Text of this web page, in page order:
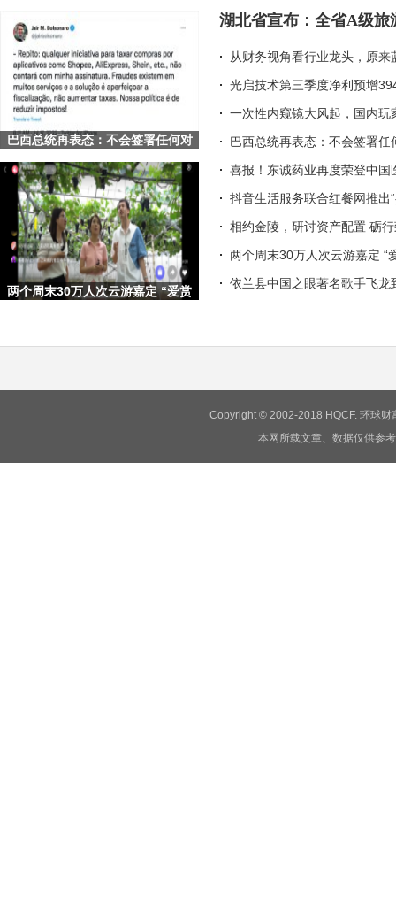
皇氏集团考察巴国奶水牛产业 致力于破解“卡脖子
途虎养车助力行业数字化升级 深挖标准化服务
巴西总统再表态：不会签署任何对
两个周末30万人次云游嘉定 “爱赏
湖北省宣布：全省A级
从财务视角看行业龙头，原
光启技术第三季度净利预增
一次性内窥镜大风起，国内玩
巴西总统再表态：不会签署
喜报！东诚药业再度荣登中国
抖音生活服务联合红餐网推出
相约金陵，研讨资产配置 砺
两个周末30万人次云游嘉定 “
依兰县中国之眼著名歌手飞龙
Copyright © 2002-2018 HQCF. 环球
本网所载文章、数据仅供参